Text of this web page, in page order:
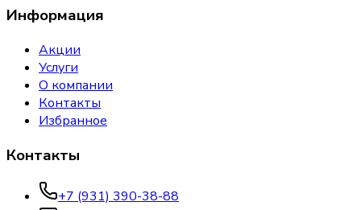
Информация
Акции
Услуги
О компании
Контакты
Избранное
Контакты
+7 (931) 390-38-88